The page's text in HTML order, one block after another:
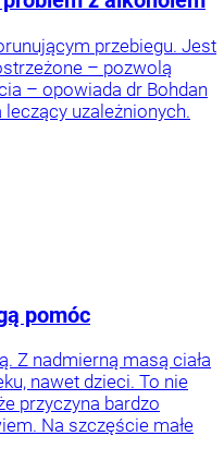
przebiegu. Jest
– pozwolą
– opowiada dr Bohdan
uzależnionych.
pomóc
Z nadmierną masą ciała
nawet dzieci. To nie
przyczyna bardzo
Na szczęście małe